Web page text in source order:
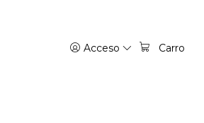
Acceso Carro
DE